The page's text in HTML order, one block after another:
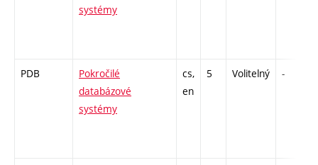
systémy
PDB
Pokročilé
databázové
systémy
cs,
en
5 Volitelný -